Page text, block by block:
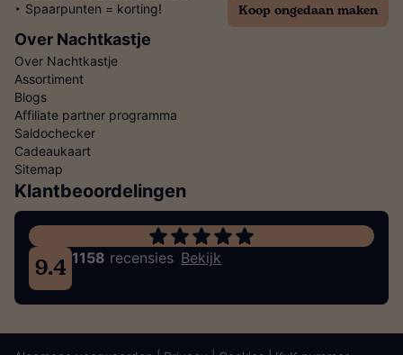
‣ Spaarpunten = korting!
Koop ongedaan maken
Over Nachtkastje
Over Nachtkastje
Assortiment
Blogs
Affiliate partner programma
Saldochecker
Cadeaukaart
Sitemap
Klantbeoordelingen
9.4 1158 recensies Bekijk